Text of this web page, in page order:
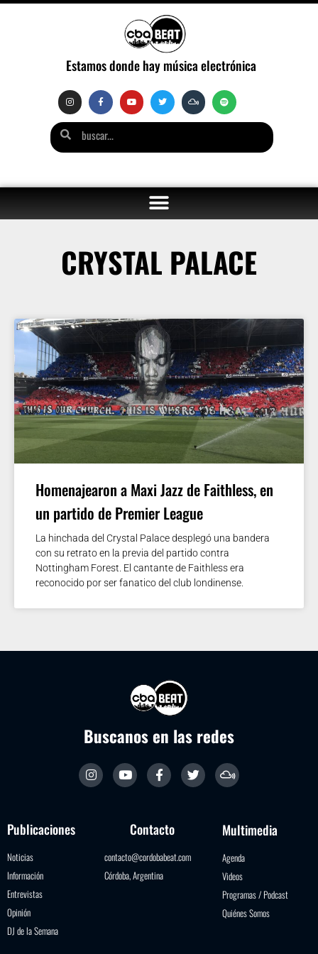
Estamos donde hay música electrónica
CRYSTAL PALACE
Homenajearon a Maxi Jazz de Faithless, en
un partido de Premier League
La hinchada del Crystal Palace desplegó una bandera
con su retrato en la previa del partido contra
Nottingham Forest. El cantante de Faithless era
reconocido por ser fanatico del club londinense.
Buscanos en las redes
Publicaciones
Noticias
Información
Entrevistas
Opinión
DJ de la Semana
Contacto
contacto@cordobabeat.com
Córdoba, Argentina
Multimedia
Agenda
Videos
Programas / Podcast
Quiénes Somos